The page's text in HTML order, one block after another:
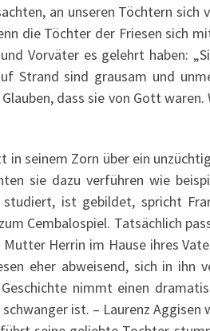
an unseren Töchtern sich
die Töchter der Friesen sich
Vorväter es gelehrt haben:
Strand sind grausam und
dass sie von Gott waren.
seinem Zorn über ein
sie dazu verführen wie
ist gebildet, spricht
Cembalospiel. Tatsächlich
Herrin im Hause ihres
eher abweisend, sich in ihn
nimmt einen
ist. – Laurenz Aggisen